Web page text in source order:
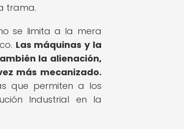
trama.
se limita a la mera
Las máquinas y la
la alienación,
más mecanizado.
que permiten a los
Industrial en la